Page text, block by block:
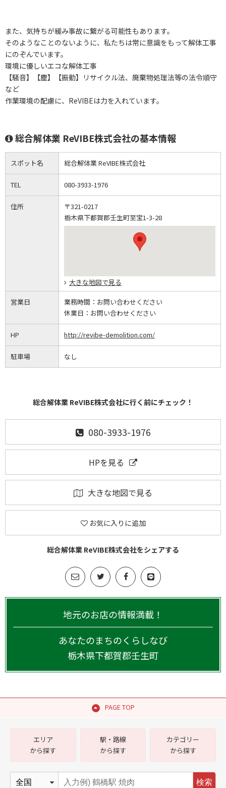
また、気持ちが緩み事故に繋がる可能性もあります。
そのようなことのないように、私たちは常に意識をもって解体工事
にのぞんでいます。
環境に優しいエコな解体工事
【騒音】【塵】【振動】リサイクル法、廃棄物処理法等の法令順守
など
作業環境の配慮に、ReVIBEは力を入れています。
総合解体業 ReVIBE株式会社の基本情報
スポット名 総合解体業 ReVIBE株式会社
TEL 080-3933-1976
住所
〒321-0217
栃木県下都賀郡壬生町至宝1-3-28
大きな地図で見る
営業日 業務時間： お問い合わせください
休業日： お問い合わせください
HP http://revibe-demolition.com/
駐車場 なし
総合解体業 ReVIBE株式会社に行く前にチェック！
080-3933-1976
HPを見る
大きな地図で見る
お気に入りに追加
総合解体業 ReVIBE株式会社をシェアする
地元のお店の情報満載！
あなたのまちのくらしなび
栃木県下都賀郡壬生町
PAGE TOP
エリア
から探す
駅・路線
から探す
カテゴリー
から探す
検索